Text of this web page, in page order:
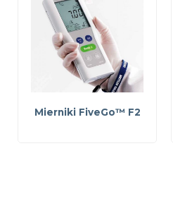
Mierniki FiveGo™ F2